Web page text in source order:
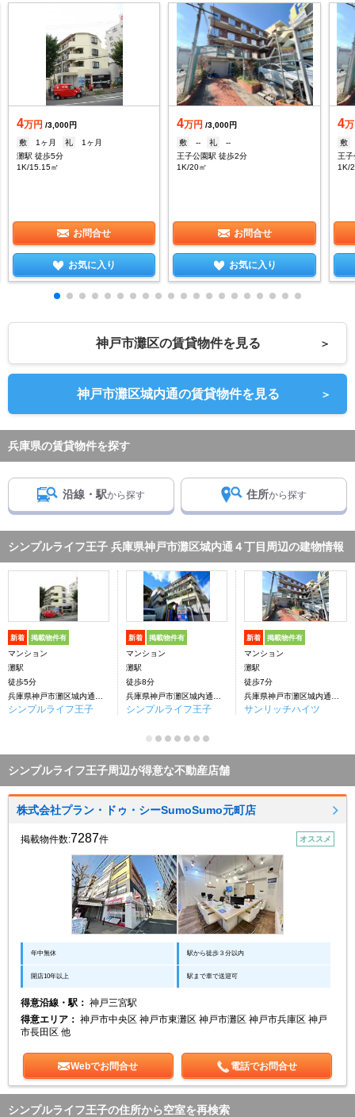
4万円 /3,000円
敷
1ヶ月 礼
1ヶ月
灘駅 徒歩5分
1K/15.15㎡
お問合せ
お気に入り
4万円 /3,000円
敷
-- 礼
--
王子公園駅 徒歩2分
1K/20㎡
お問合せ
お気に入り
4
敷
王子
1K/
神戸市灘区の賃貸物件を見る ＞
神戸市灘区城内通の賃貸物件を見る ＞
兵庫県の賃貸物件を探す
沿線・駅から探す 住所から探す
シンプルライフ王子 兵庫県神戸市灘区城内通４丁目周辺の建物情報
新着 掲載物件有
マンション
灘駅
徒歩5分
シンプルライフ王子
新着 掲載物件有
マンション
灘駅
徒歩8分
シンプルライフ王子
新着 掲載物件有
マンション
灘駅
徒歩7分
サンリッチハイツ
シンプルライフ王子周辺が得意な不動産店舗
株式会社プラン・ドゥ・シーSumoSumo元町店
掲載物件数:7287件 オススメ
年中無休 駅から徒歩３分以内
開店10年以上 駅まで車で送迎可
得意沿線・駅： 神戸三宮駅
得意エリア： 神戸市中央区 神戸市東灘区 神戸市灘区 神戸市兵庫区 神戸
市長田区 他
Webでお問合せ 電話でお問合せ
シンプルライフ王子の住所から空室を再検索